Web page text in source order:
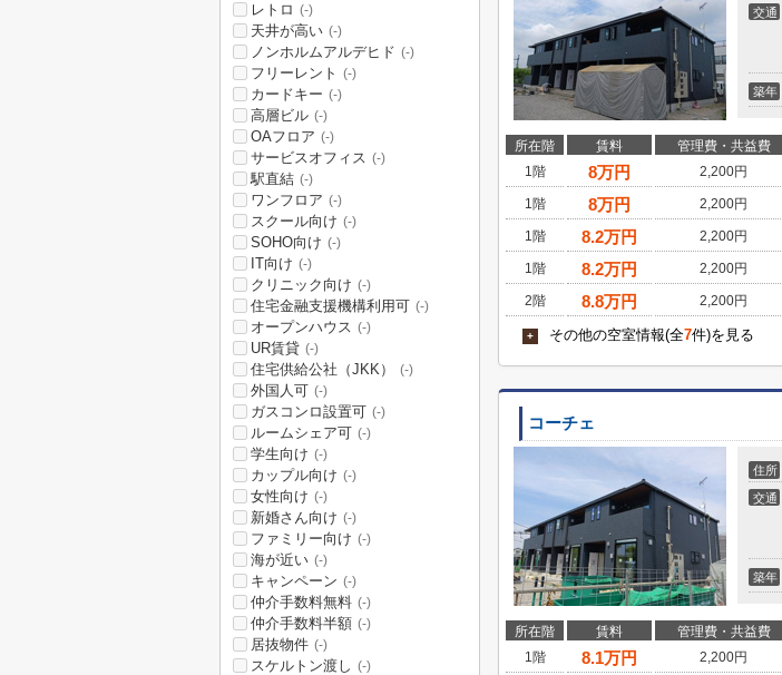
交通
築年
所在階 賃料 管理費・共益費
1階
8万円 2,200円
1階
8万円 2,200円
1階
8.2万円 2,200円
1階
8.2万円 2,200円
2階
8.8万円 2,200円
+ その他の空室情報(全7件)を見る
コーチェ
住所
交通
築年
所在階 賃料 管理費・共益費
1階
8.1万円 2,200円
レトロ (-)
天井が高い (-)
ノンホルムアルデヒド (-)
フリーレント (-)
カードキー (-)
高層ビル (-)
OAフロア (-)
サービスオフィス (-)
駅直結 (-)
ワンフロア (-)
スクール向け (-)
SOHO向け (-)
IT向け (-)
クリニック向け (-)
住宅金融支援機構利用可 (-)
オープンハウス (-)
UR賃貸 (-)
住宅供給公社（JKK） (-)
外国人可 (-)
ガスコンロ設置可 (-)
ルームシェア可 (-)
学生向け (-)
カップル向け (-)
女性向け (-)
新婚さん向け (-)
ファミリー向け (-)
海が近い (-)
キャンペーン (-)
仲介手数料無料 (-)
仲介手数料半額 (-)
居抜物件 (-)
スケルトン渡し (-)